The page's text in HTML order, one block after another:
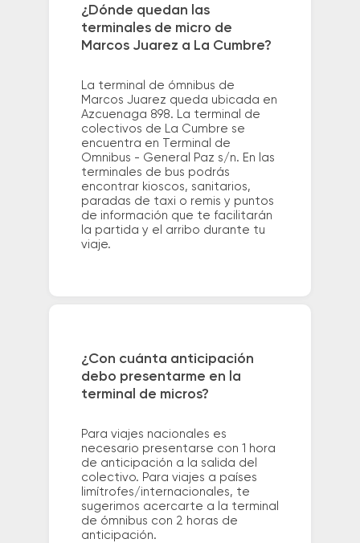
¿Dónde quedan las
terminales de micro de
Marcos Juarez a La Cumbre?
La terminal de ómnibus de
Marcos Juarez queda ubicada en
Azcuenaga 898. La terminal de
colectivos de La Cumbre se
encuentra en Terminal de
Omnibus - General Paz s/n. En las
terminales de bus podrás
encontrar kioscos, sanitarios,
paradas de taxi o remis y puntos
de información que te facilitarán
la partida y el arribo durante tu
viaje.
¿Con cuánta anticipación
debo presentarme en la
terminal de micros?
Para viajes nacionales es
necesario presentarse con 1 hora
de anticipación a la salida del
colectivo. Para viajes a países
limítrofes/internacionales, te
sugerimos acercarte a la terminal
de ómnibus con 2 horas de
anticipación.